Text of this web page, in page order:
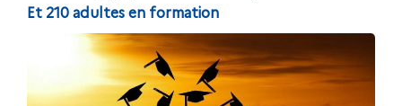
Et 210 adultes en formation